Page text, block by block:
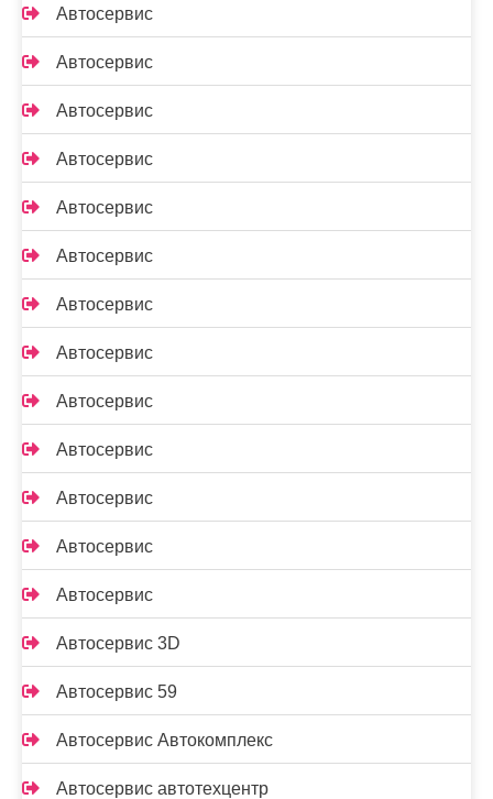
Автосервис
Автосервис
Автосервис
Автосервис
Автосервис
Автосервис
Автосервис
Автосервис
Автосервис
Автосервис
Автосервис
Автосервис
Автосервис
Автосервис 3D
Автосервис 59
Автосервис Автокомплекс
Автосервис автотехцентр